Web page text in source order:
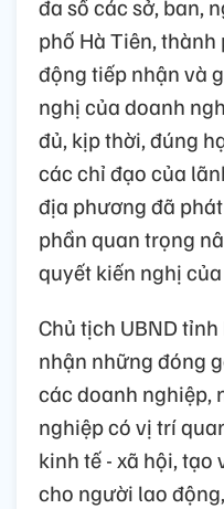
đa số các sở, ban,
phố Hà Tiên,
động tiếp nhận và
nghị của doanh
đủ, kịp thời, đúng
các chỉ đạo của
địa phương đã
phần quan trọng
quyết kiến nghị
Chủ tịch UBND
nhận những đóng
các doanh nghiệp,
nghiệp có vị trí
kinh tế - xã hội,
cho người lao